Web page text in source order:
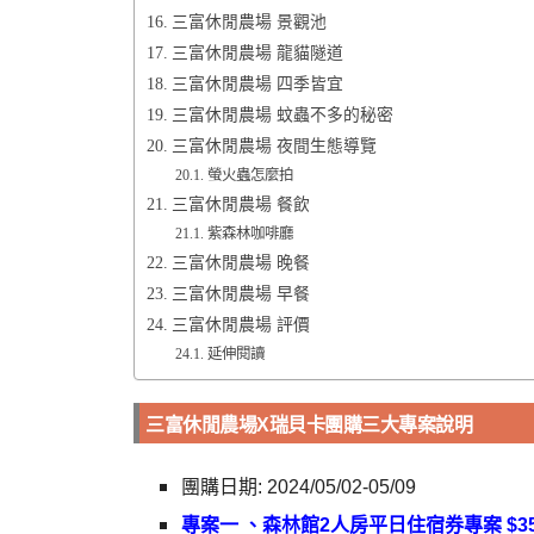
三富休閒農場 景觀池
三富休閒農場 龍貓隧道
三富休閒農場 四季皆宜
三富休閒農場 蚊蟲不多的秘密
三富休閒農場 夜間生態導覽
螢火蟲怎麼拍
三富休閒農場 餐飲
紫森林咖啡廳
三富休閒農場 晚餐
三富休閒農場 早餐
三富休閒農場 評價
延伸閱讀
三富休閒農場X瑞貝卡團購三大專案說明
團購日期: 2024/05/02-05/09
專案一 、森林館2人房平日住宿券專案